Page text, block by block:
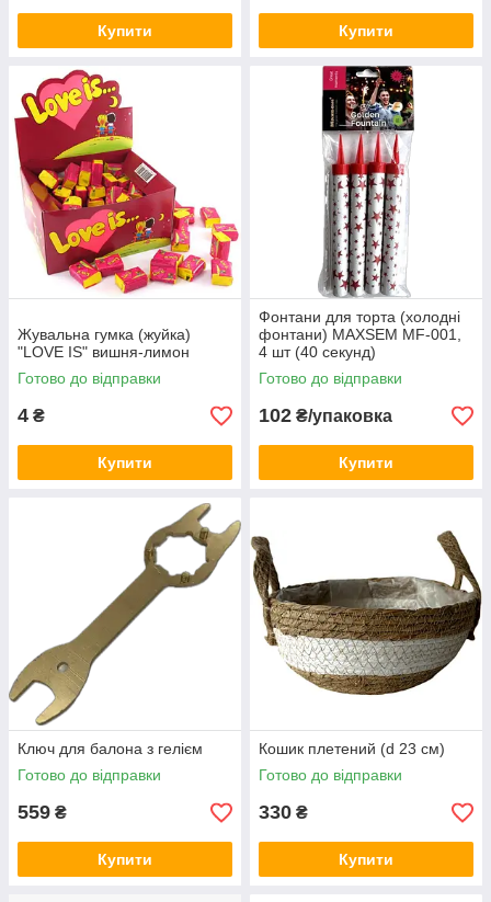
Купити Купити
Жувальна гумка (жуйка)
"LOVE IS" вишня-лимон
Готово до відправки
4 ₴
Купити
Фонтани для торта (холодні
фонтани) MAXSEM MF-001,
4 шт (40 секунд)
Готово до відправки
102 ₴/упаковка
Купити
Ключ для балона з гелієм
Готово до відправки
559 ₴
Купити
Кошик плетений (d 23 см)
Готово до відправки
330 ₴
Купити